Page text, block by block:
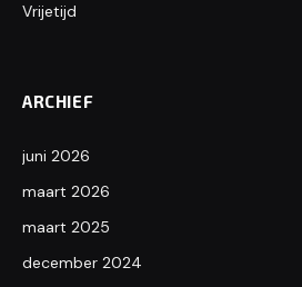
Vrijetijd
ARCHIEF
juni 2026
maart 2026
maart 2025
december 2024